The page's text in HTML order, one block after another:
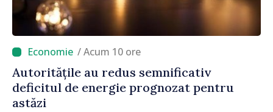
/ Acum 10 ore
Autoritățile au redus semnificativ
deficitul de energie prognozat pentru
astăzi